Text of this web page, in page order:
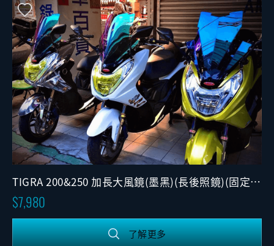
TIGRA 200&250 加長大風鏡(墨黑)(長後照鏡)(固定
版)
7,980
了解更多